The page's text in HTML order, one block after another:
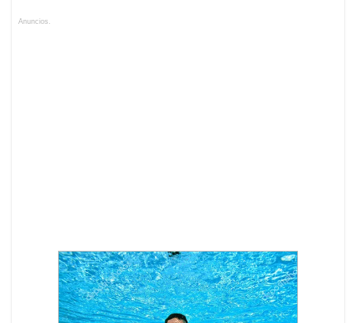
Anuncios.